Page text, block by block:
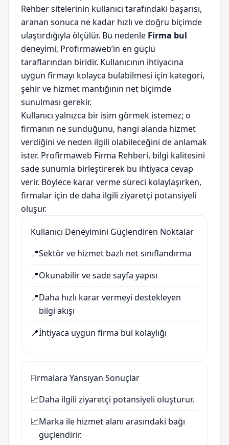
Rehber sitelerinin kullanıcı tarafındaki başarısı,
aranan sonuca ne kadar hızlı ve doğru biçimde
ulaştırdığıyla ölçülür. Bu nedenle Firma bul
deneyimi, Profirmaweb’in en güçlü
taraflarından biridir. Kullanıcının ihtiyacına
uygun firmayı kolayca bulabilmesi için kategori,
şehir ve hizmet mantığının net biçimde
sunulması gerekir.
Kullanıcı yalnızca bir isim görmek istemez; o
firmanın ne sunduğunu, hangi alanda hizmet
verdiğini ve neden ilgili olabileceğini de anlamak
ister. Profirmaweb Firma Rehberi, bilgi kalitesini
sade sunumla birleştirerek bu ihtiyaca cevap
verir. Böylece karar verme süreci kolaylaşırken,
firmalar için de daha ilgili ziyaretçi potansiyeli
oluşur.
Kullanıcı Deneyimini Güçlendiren Noktalar
📍Sektör ve hizmet bazlı net sınıflandırma
📍Okunabilir ve sade sayfa yapısı
📍Daha hızlı karar vermeyi destekleyen
bilgi akışı
📍İhtiyaca uygun firma bul kolaylığı
Firmalara Yansıyan Sonuçlar
📈Daha ilgili ziyaretçi potansiyeli oluşturur.
📈Marka ile hizmet alanı arasındaki bağı
güçlendirir.